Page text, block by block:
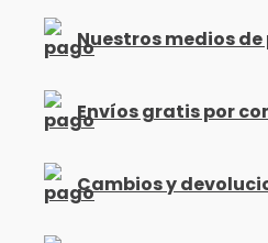
Nuestros medios
Envíos gratis por
Cambios y